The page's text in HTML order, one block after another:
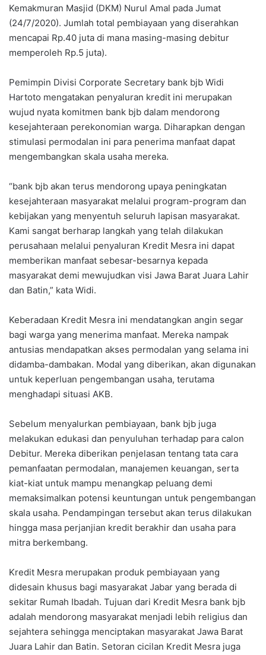
Kemakmuran Masjid (DKM) Nurul Amal pada Jumat
(24/7/2020). Jumlah total pembiayaan yang diserahkan
mencapai Rp.40 juta di mana masing-masing debitur
memperoleh Rp.5 juta).
Pemimpin Divisi Corporate Secretary bank bjb Widi
Hartoto mengatakan penyaluran kredit ini merupakan
wujud nyata komitmen bank bjb dalam mendorong
kesejahteraan perekonomian warga. Diharapkan dengan
stimulasi permodalan ini para penerima manfaat dapat
mengembangkan skala usaha mereka.
“bank bjb akan terus mendorong upaya peningkatan
kesejahteraan masyarakat melalui program-program dan
kebijakan yang menyentuh seluruh lapisan masyarakat.
Kami sangat berharap langkah yang telah dilakukan
perusahaan melalui penyaluran Kredit Mesra ini dapat
memberikan manfaat sebesar-besarnya kepada
masyarakat demi mewujudkan visi Jawa Barat Juara Lahir
dan Batin,” kata Widi.
Keberadaan Kredit Mesra ini mendatangkan angin segar
bagi warga yang menerima manfaat. Mereka nampak
antusias mendapatkan akses permodalan yang selama ini
didamba-dambakan. Modal yang diberikan, akan digunakan
untuk keperluan pengembangan usaha, terutama
menghadapi situasi AKB.
Sebelum menyalurkan pembiayaan, bank bjb juga
melakukan edukasi dan penyuluhan terhadap para calon
Debitur. Mereka diberikan penjelasan tentang tata cara
pemanfaatan permodalan, manajemen keuangan, serta
kiat-kiat untuk mampu menangkap peluang demi
memaksimalkan potensi keuntungan untuk pengembangan
skala usaha. Pendampingan tersebut akan terus dilakukan
hingga masa perjanjian kredit berakhir dan usaha para
mitra berkembang.
Kredit Mesra merupakan produk pembiayaan yang
didesain khusus bagi masyarakat Jabar yang berada di
sekitar Rumah Ibadah. Tujuan dari Kredit Mesra bank bjb
adalah mendorong masyarakat menjadi lebih religius dan
sejahtera sehingga menciptakan masyarakat Jawa Barat
Juara Lahir dan Batin. Setoran cicilan Kredit Mesra juga